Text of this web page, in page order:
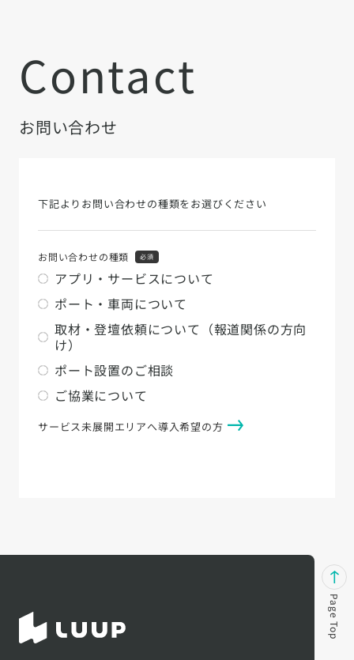
Contact
お問い合わせ
下記よりお問い合わせの種類をお選びください
お問い合わせの種類 必須
アプリ・サービスについて
ポート・車両について
取材・登壇依頼について（報道関係の方向
け）
ポート設置のご相談
ご協業について
サービス未展開エリアへ導入希望の方
Page Top